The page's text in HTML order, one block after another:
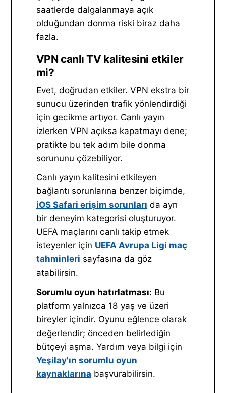
saatlerde dalgalanmaya açık
olduğundan donma riski biraz daha
fazla.
VPN canlı TV kalitesini etkiler
mi?
Evet, doğrudan etkiler. VPN ekstra bir
sunucu üzerinden trafik yönlendirdiği
için gecikme artıyor. Canlı yayın
izlerken VPN açıksa kapatmayı dene;
pratikte bu tek adım bile donma
sorununu çözebiliyor.
Canlı yayın kalitesini etkileyen
bağlantı sorunlarına benzer biçimde,
iOS Safari erişim sorunları da ayrı
bir deneyim kategorisi oluşturuyor.
UEFA maçlarını canlı takip etmek
isteyenler için UEFA Avrupa Ligi maç
tahminleri sayfasına da göz
atabilirsin.
Sorumlu oyun hatırlatması: Bu
platform yalnızca 18 yaş ve üzeri
bireyler içindir. Oyunu eğlence olarak
değerlendir; önceden belirlediğin
bütçeyi aşma. Yardım veya bilgi için
Yeşilay'ın sorumlu oyun
kaynaklarına başvurabilirsin.